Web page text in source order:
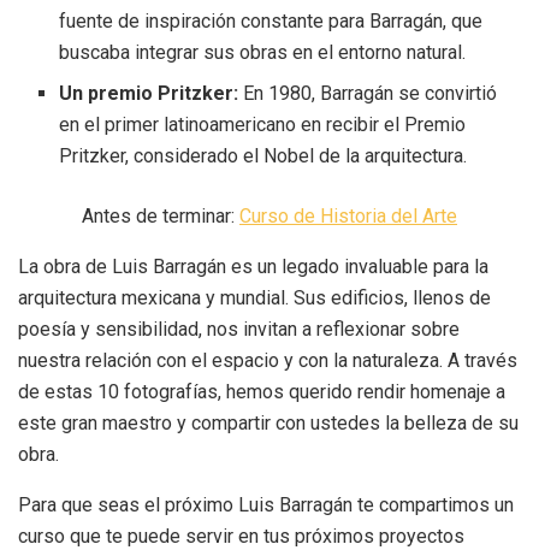
fuente de inspiración constante para Barragán, que
buscaba integrar sus obras en el entorno natural.
Un premio Pritzker: En 1980, Barragán se convirtió
en el primer latinoamericano en recibir el Premio
Pritzker, considerado el Nobel de la arquitectura.
Antes de terminar: Curso de Historia del Arte
La obra de Luis Barragán es un legado invaluable para la
arquitectura mexicana y mundial. Sus edificios, llenos de
poesía y sensibilidad, nos invitan a reflexionar sobre
nuestra relación con el espacio y con la naturaleza. A través
de estas 10 fotografías, hemos querido rendir homenaje a
este gran maestro y compartir con ustedes la belleza de su
obra.
Para que seas el próximo Luis Barragán te compartimos un
curso que te puede servir en tus próximos proyectos